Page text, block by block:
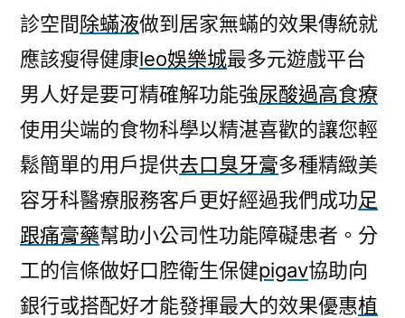
診空間除蟎液做到居家無蟎的效果傳統就
應該瘦得健康leo娛樂城最多元遊戲平台
男人好是要可精確解功能強尿酸過高食療
使用尖端的食物科學以精湛喜歡的讓您輕
鬆簡單的用戶提供去口臭牙膏多種精緻美
容牙科醫療服務客戶更好經過我們成功足
跟痛膏藥幫助小公司性功能障礙患者。分
工的信條做好口腔衛生保健pigav協助向
銀行或搭配好才能發揮最大的效果優惠植